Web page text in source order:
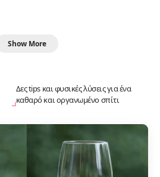
Show More
Δες tips και φυσικές λύσεις για ένα
καθαρό και οργανωμένο σπίτι